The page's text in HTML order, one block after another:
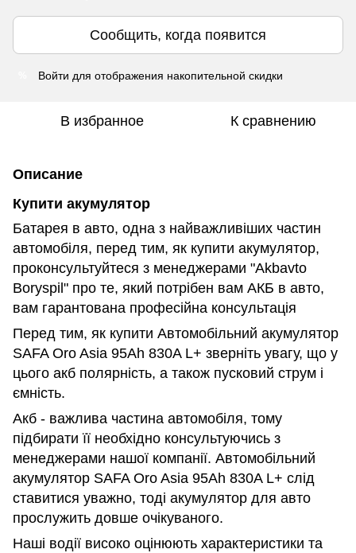
Сообщить, когда появится
Войти для отображения накопительной скидки
В избранное К сравнению
Описание
Купити акумулятор
Батарея в авто, одна з найважливіших частин
автомобіля, перед тим, як купити акумулятор,
проконсультуйтеся з менеджерами "Akbavto
Boryspil" про те, який потрібен вам АКБ в авто,
вам гарантована професійна консультація
Перед тим, як купити Автомобільний акумулятор
SAFA Oro Asia 95Ah 830A L+ зверніть увагу, що у
цього акб полярність, а також пусковий струм і
ємність.
Акб - важлива частина автомобіля, тому
підбирати її необхідно консультуючись з
менеджерами нашої компанії. Автомобільний
акумулятор SAFA Oro Asia 95Ah 830A L+ слід
ставитися уважно, тоді акумулятор для авто
прослужить довше очікуваного.
Наші водії високо оцінюють характеристики та